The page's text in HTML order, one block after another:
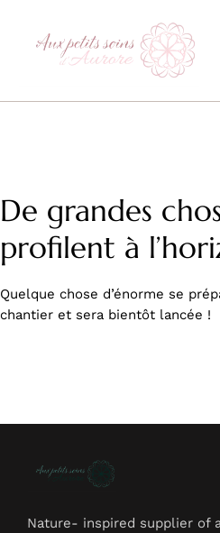
De grandes
profilent à
Quelque chose d’énorme se
chantier et sera bientôt lancée !
Nature- inspired supplier of